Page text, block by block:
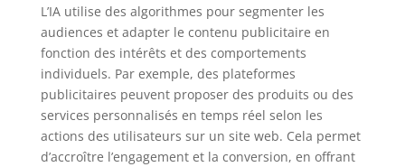
L’IA utilise des algorithmes pour segmenter les
audiences et adapter le contenu publicitaire en
fonction des intérêts et des comportements
individuels. Par exemple, des plateformes
publicitaires peuvent proposer des produits ou des
services personnalisés en temps réel selon les
actions des utilisateurs sur un site web. Cela permet
d’accroître l’engagement et la conversion, en offrant